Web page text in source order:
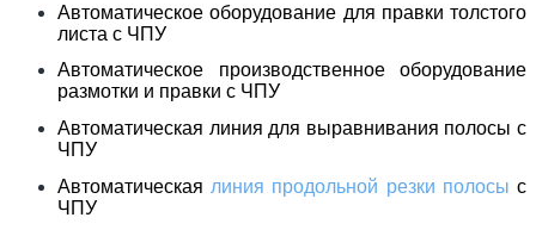
Автоматическое оборудование для правки толстого
листа с ЧПУ
Автоматическое производственное оборудование
размотки и правки с ЧПУ
Автоматическая линия для выравнивания полосы с
ЧПУ
Автоматическая линия продольной резки полосы с
ЧПУ